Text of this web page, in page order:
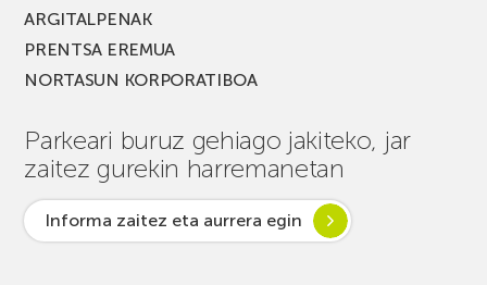
ARGITALPENAK
PRENTSA EREMUA
NORTASUN KORPORATIBOA
Parkeari buruz gehiago jakiteko, jar
zaitez gurekin harremanetan
Informa zaitez eta aurrera egin